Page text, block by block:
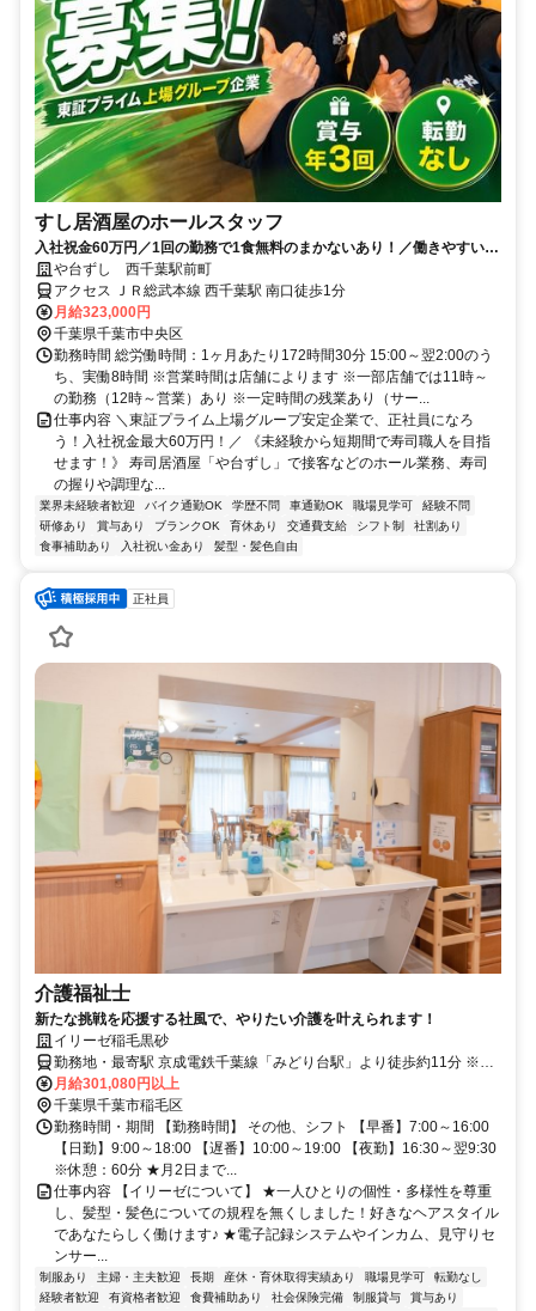
すし居酒屋のホールスタッフ
入社祝金60万円／1回の勤務で1食無料のまかないあり！／働きやすい環
境づくりに力を入れています◎
や台ずし 西千葉駅前町
アクセス ＪＲ総武本線 西千葉駅 南口徒歩1分
月給323,000円
千葉県千葉市中央区
勤務時間 総労働時間：1ヶ月あたり172時間30分 15:00～翌2:00のう
ち、実働8時間 ※営業時間は店舗によります ※一部店舗では11時～
の勤務（12時～営業）あり ※一定時間の残業あり（サー...
仕事内容 ＼東証プライム上場グループ安定企業で、正社員になろ
う！入社祝金最大60万円！／ 《未経験から短期間で寿司職人を目指
せます！》 寿司居酒屋「や台ずし」で接客などのホール業務、寿司
の握りや調理な...
業界未経験者歓迎 バイク通勤OK 学歴不問 車通勤OK 職場見学可
経験不問
研修あり
賞与あり ブランクOK 育休あり 交通費支給 シフト制
社割あり
食事補助あり
入社祝い金あり 髪型・髪色自由
正社員
介護福祉士
新たな挑戦を応援する社風で、やりたい介護を叶えられます！
イリーゼ稲毛黒砂
勤務地・最寄駅 京成電鉄千葉線「みどり台駅」より徒歩約11分 ※車
通勤OK
月給301,080円以上
千葉県千葉市稲毛区
勤務時間・期間 【勤務時間】 その他、シフト 【早番】7:00～16:00
【日勤】9:00～18:00 【遅番】10:00～19:00 【夜勤】16:30～翌9:30
※休憩：60分 ★月2日まで...
仕事内容 【イリーゼについて】 ★一人ひとりの個性・多様性を尊重
し、髪型・髪色についての規程を無くしました！好きなヘアスタイル
であなたらしく働けます♪ ★電子記録システムやインカム、見守りセ
ンサー...
制服あり 主婦・主夫歓迎 長期 産休・育休取得実績あり 職場見学可
転勤なし
経験者歓迎
有資格者歓迎 食費補助あり 社会保険完備 制服貸与 賞与あり